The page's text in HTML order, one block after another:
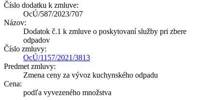
Číslo dodatku k zmluve:
OcÚ/587/2023/707
Názov:
Dodatok č.1 k zmluve o poskytovaní služby pri zbere
odpadov
Číslo zmluvy:
OcÚ/1157/2021/3813
Predmet zmluvy:
Zmena ceny za vývoz kuchynského odpadu
Cena:
podľa vyvezeného množstva